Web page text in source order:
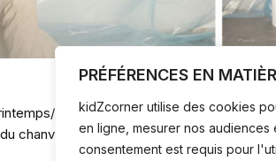
PRÉFÉRENCES EN
kidZcorner utilise des cookies
en ligne, mesurer nos
consentement est requis pour
été est fabriquée à partir de
chanvre.